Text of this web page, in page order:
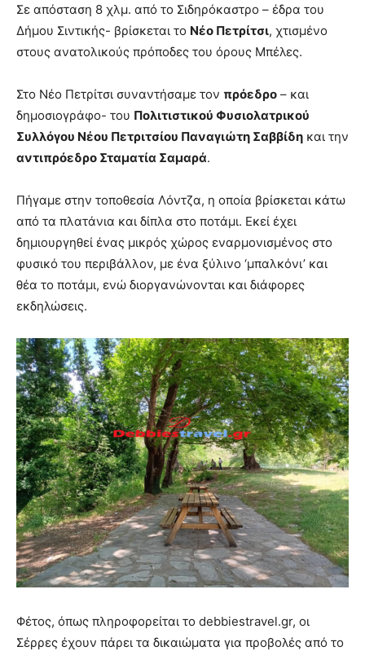
Σε απόσταση 8 χλμ. από το Σιδηρόκαστρο – έδρα του
Δήμου Σιντικής- βρίσκεται το Νέο Πετρίτσι, χτισμένο
στους ανατολικούς πρόποδες του όρους Μπέλες.
Στο Νέο Πετρίτσι συναντήσαμε τον πρόεδρο – και
δημοσιογράφο- του Πολιτιστικού Φυσιολατρικού
Συλλόγου Νέου Πετριτσίου Παναγιώτη Σαββίδη και την
αντιπρόεδρο Σταματία Σαμαρά.
Πήγαμε στην τοποθεσία Λόντζα, η οποία βρίσκεται κάτω
από τα πλατάνια και δίπλα στο ποτάμι. Εκεί έχει
δημιουργηθεί ένας μικρός χώρος εναρμονισμένος στο
φυσικό του περιβάλλον, με ένα ξύλινο ‘μπαλκόνι’ και
θέα το ποτάμι, ενώ διοργανώνονται και διάφορες
εκδηλώσεις.
Φέτος, όπως πληροφορείται το debbiestravel.gr, οι
Σέρρες έχουν πάρει τα δικαιώματα για προβολές από το